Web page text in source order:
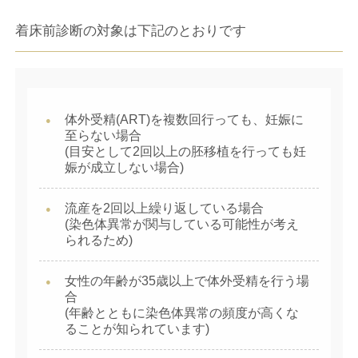
医療安全への取り組み
着床前診断の対象は下記のとおりです
体外受精(ART)を複数回行っても、妊娠に
至らない場合
(目安として2回以上の胚移植を行っても妊
娠が成立しない場合)
流産を2回以上繰り返している場合
(染色体異常が関与している可能性が考え
られるため)
女性の年齢が35歳以上で体外受精を行う場
合
(年齢とともに染色体異常の頻度が高くな
ることが知られています)